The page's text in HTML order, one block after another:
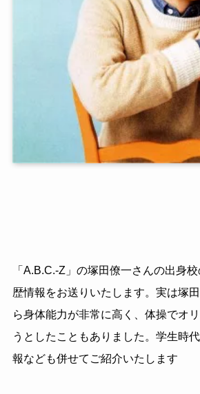
「A.B.C.-Z」の塚田僚一さんの出身
歴情報をお送りいたします。実は塚
ら身体能力が非常に高く、体操でオ
うとしたこともありました。学生時
報なども併せてご紹介いたします